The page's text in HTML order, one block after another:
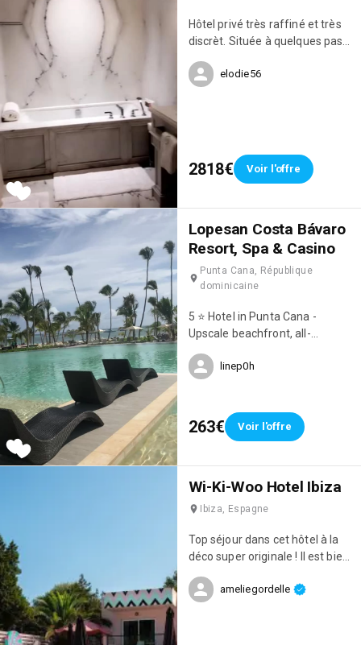
Hôtel privé très raffiné et très
discrèt. Située à quelques pas
elodie56
2818€ Voir l'offre
Lopesan Costa Bávaro
Resort, Spa & Casino
Punta Cana, République
dominicaine
5 ⭐️ Hotel in Punta Cana -
Upscale beachfront, all-
restaurants, 7 pools & a casino
linep0h
263€ Voir l'offre
Wi-Ki-Woo Hotel Ibiza
Ibiza, Espagne
Top séjour dans cet hôtel à la
déco super originale ! Il est bien
bonne ambiance et le personnel
ameliegordelle